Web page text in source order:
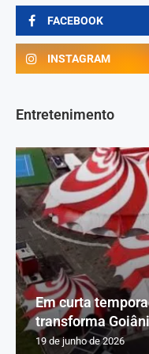
FACEBOOK
INSTAGRAM
Entretenimento
Em curta
transforma
19 de junho de 2026